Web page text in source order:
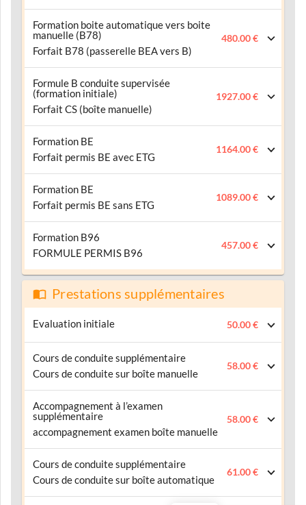
Formation boite automatique vers boite
manuelle (B78)
Forfait B78 (passerelle BEA vers B)
480.00 €
Formule B conduite supervisée
(formation initiale)
Forfait CS (boîte manuelle)
1927.00 €
Formation BE
Forfait permis BE avec ETG
1164.00 €
Formation BE
Forfait permis BE sans ETG
1089.00 €
Formation B96
FORMULE PERMIS B96
457.00 €
Prestations supplémentaires
Evaluation initiale 50.00 €
Cours de conduite supplémentaire
Cours de conduite sur boîte manuelle
58.00 €
Accompagnement à l’examen
supplémentaire
accompagnement examen boîte manuelle
58.00 €
Cours de conduite supplémentaire
Cours de conduite sur boîte automatique
61.00 €